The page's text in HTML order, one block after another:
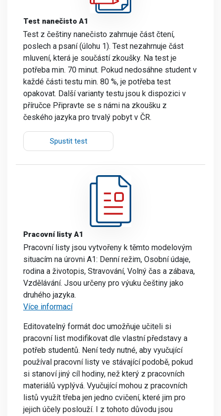
Test nanečisto A1
Test z češtiny nanečisto zahrnuje část čtení,
poslech a psaní (úlohu 1). Test nezahrnuje část
mluvení, která je součástí zkoušky. Na test je
potřeba min. 70 minut. Pokud nedosáhne student v
každé části testu min. 80 %, je potřeba test
opakovat. Další varianty testu jsou k dispozici v
příručce Připravte se s námi na zkoušku z
českého jazyka pro trvalý pobyt v ČR.
Spustit test
Pracovní listy A1
Pracovní listy jsou vytvořeny k těmto modelovým
situacím na úrovni A1: Denní režim, Osobní údaje,
rodina a životopis, Stravování, Volný čas a zábava,
Vzdělávání. Jsou určeny pro výuku češtiny jako
druhého jazyka.
Více informací
Editovatelný formát doc umožňuje učiteli si
pracovní list modifikovat dle vlastní představy a
potřeb studentů. Není tedy nutné, aby vyučující
používal pracovní listy ve stávající podobě, pokud
si stanoví jiný cíl hodiny, než který z pracovních
materiálů vyplývá. Vyučující mohou z pracovních
listů využít třeba jen jedno cvičení, které jim pro
jejich účely poslouží. I z tohoto důvodu jsou